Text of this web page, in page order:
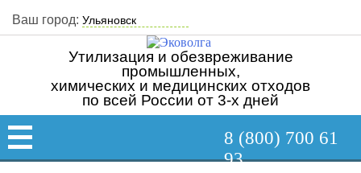
Ваш город:
Утилизация и обезвреживание
промышленных,
химических и медицинских отходов
по всей России от 3-х дней
8 (800) 700 61
93